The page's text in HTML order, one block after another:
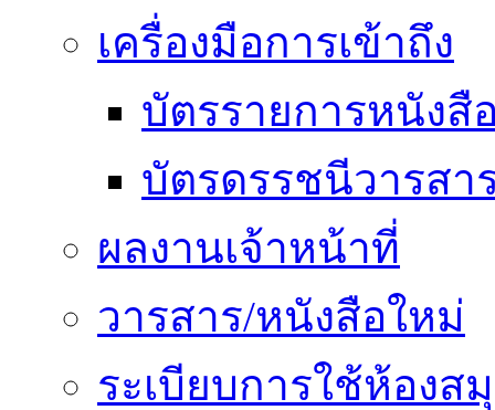
เครื่องมือการเข้าถึง
บัตรรายการหนังสื
บัตรดรรชนีวารสา
ผลงานเจ้าหน้าที่
วารสาร/หนังสือใหม่
ระเบียบการใช้ห้องส